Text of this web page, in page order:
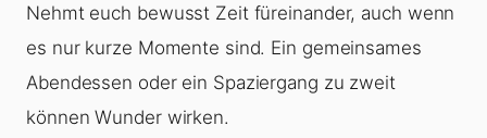
Nehmt euch bewusst Zeit füreinander, auch wenn
es nur kurze Momente sind. Ein gemeinsames
Abendessen oder ein Spaziergang zu zweit
können Wunder wirken.